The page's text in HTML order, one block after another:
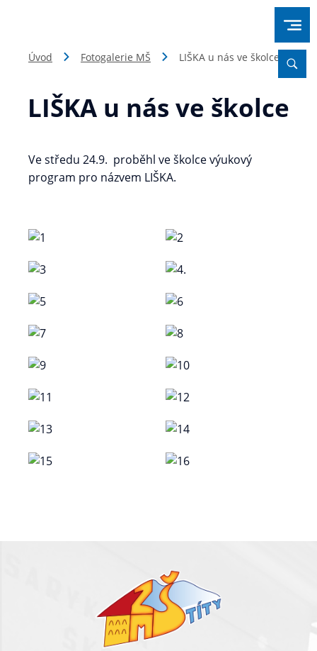
Úvod Fotogalerie MŠ LIŠKA u nás ve školce
LIŠKA u nás ve školce
Ve středu 24.9. proběhl ve školce výukový
program pro názvem LIŠKA.